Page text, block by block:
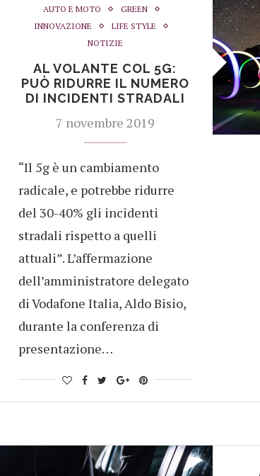
AUTO E MOTO
GREEN
INNOVAZIONE
LIFE STYLE
NOTIZIE
AL VOLANTE COL 5G:
PUÒ RIDURRE IL NUMERO
DI INCIDENTI STRADALI
7 novembre 2019
“Il 5g è un cambiamento
radicale, e potrebbe ridurre
del 30-40% gli incidenti
stradali rispetto a quelli
attuali”. L’affermazione
dell’amministratore delegato
di Vodafone Italia, Aldo Bisio,
durante la conferenza di
presentazione…